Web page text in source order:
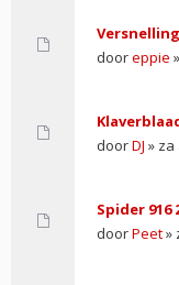
dooreppie
doorDJ » za
Spider
doorPeet»